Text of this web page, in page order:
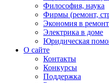
Философия, наука
Фирмы (ремонт,
Экономия в
Электрика в доме
Юридическая
О сайте
Контакты
Конкурсы
Поддержка